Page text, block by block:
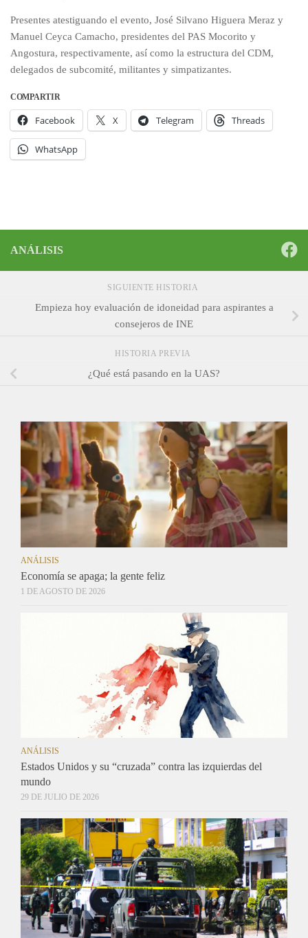
Presentes atestiguando el evento, José Silvano Higuera Meraz y
Manuel Ceyca Camacho, presidentes del PAS Mocorito y
Angostura, respectivamente, así como la estructura del CDM,
delegados de subcomité, militantes y simpatizantes.
COMPARTIR
Facebook X Telegram Threads
WhatsApp
ANÁLISIS
SIGUIENTE HISTORIA
Empieza hoy evaluación de idoneidad para aspirantes a
consejeros de INE
HISTORIA PREVIA
¿Qué está pasando en la UAS?
ANÁLISIS
Economía se apaga; la gente feliz
1 DE AGOSTO DE 2026
ANÁLISIS
Estados Unidos y su “cruzada” contra las izquierdas del
mundo
29 DE JULIO DE 2026